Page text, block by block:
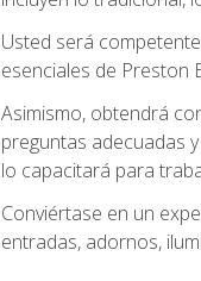
Usted será
esenciales de Preston
Asimismo, obtendrá
preguntas adecuadas
lo capacitará para
Conviértase en un
entradas, adornos,